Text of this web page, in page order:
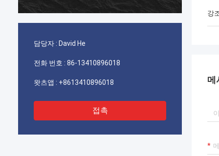
케이블 품질은 최고입니다. 현재 그들의 제품
습니
박스
담당자 : David He
전화 번호 : 86-13410896018
왓츠앱 : +8613410896018
접촉
강
메